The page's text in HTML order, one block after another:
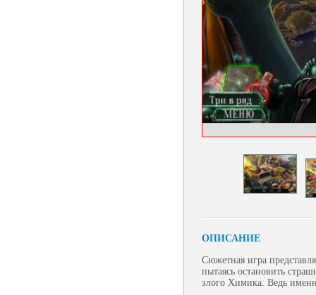
ОПИСАНИЕ
Сюжетная игра
пытаясь остановить
злого Химика. Ведь